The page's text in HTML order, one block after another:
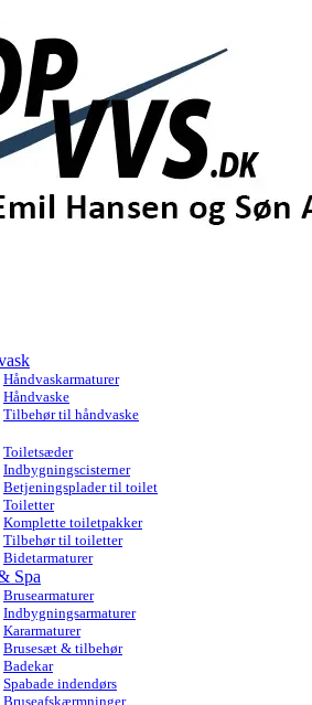
Håndvaskarmaturer
Håndvaske
Tilbehør til håndvaske
Toiletsæder
Indbygningscisterner
Betjeningsplader til toilet
Toiletter
Komplette toiletpakker
Tilbehør til toiletter
Bidetarmaturer
Spa
Brusearmaturer
Indbygningsarmaturer
Kararmaturer
Brusesæt & tilbehør
Badekar
Spabade indendørs
Bruseafskærmninger